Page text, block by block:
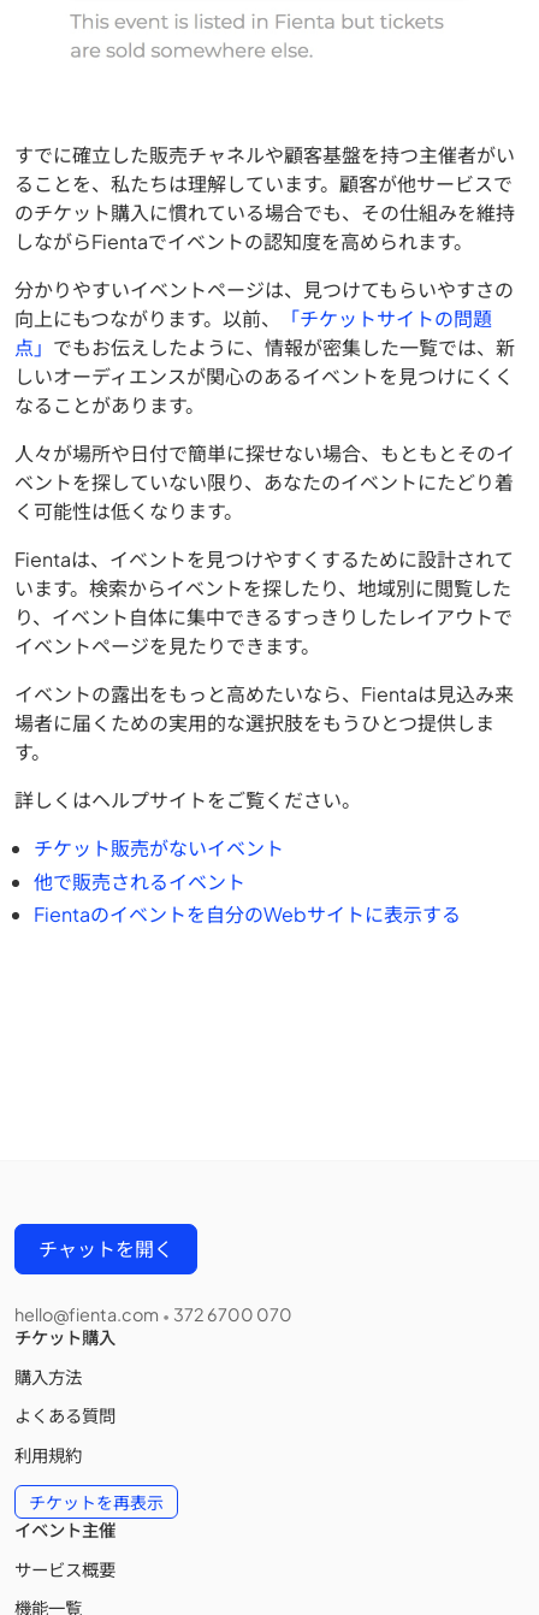
すでに確立した販売チャネルや顧客基盤を持つ主催者がい
ることを、私たちは理解しています。顧客が他サービスで
のチケット購入に慣れている場合でも、その仕組みを維持
しながらFientaでイベントの認知度を高められます。
分かりやすいイベントページは、見つけてもらいやすさの
向上にもつながります。以前、
「チケットサイトの問題
点」 でもお伝えしたように、情報が密集した一覧では、新
しいオーディエンスが関心のあるイベントを見つけにくく
なることがあります。
人々が場所や日付で簡単に探せない場合、もともとそのイ
ベントを探していない限り、あなたのイベントにたどり着
く可能性は低くなります。
Fientaは、イベントを見つけやすくするために設計されて
います。検索からイベントを探したり、地域別に閲覧した
り、イベント自体に集中できるすっきりしたレイアウトで
イベントページを見たりできます。
イベントの露出をもっと高めたいなら、Fientaは見込み来
場者に届くための実用的な選択肢をもうひとつ提供しま
す。
詳しくはヘルプサイトをご覧ください。
チケット販売がないイベント
他で販売されるイベント
Fientaのイベントを自分のWebサイトに表示する
チャットを開く
hello@fienta.com • 372 6700 070
チケット購入
購入方法
よくある質問
利用規約
チケットを再表示
イベント主催
サービス概要
機能一覧